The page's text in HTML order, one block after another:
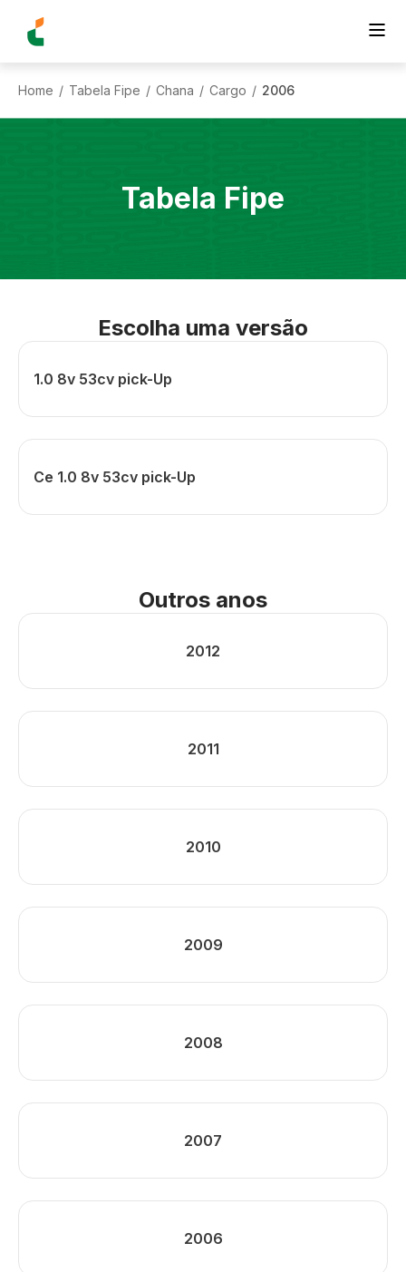
Home / Tabela Fipe / Chana / Cargo / 2006
Tabela Fipe
Escolha uma versão
1.0 8v 53cv pick-Up
Ce 1.0 8v 53cv pick-Up
Outros anos
2012
2011
2010
2009
2008
2007
2006